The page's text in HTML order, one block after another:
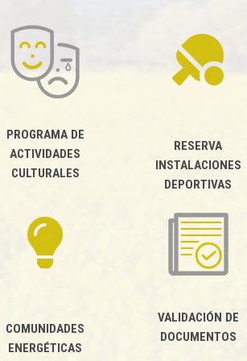
Fomento de la economía
local a través del turismo
sostenible
Impulsando la capacitación
Modelo de gobernanza
participativa
transparencia y la creación
de espacios de
comunicación y rendición
PROGRAMA DE
ACTIVIDADES
CULTURALES
RESERVA
INSTALACIONES
DEPORTIVAS
COMUNIDADES
ENERGÉTICAS
VALIDACIÓN DE
DOCUMENTOS